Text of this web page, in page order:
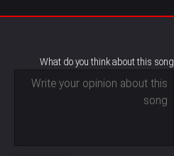
What do you think about this song